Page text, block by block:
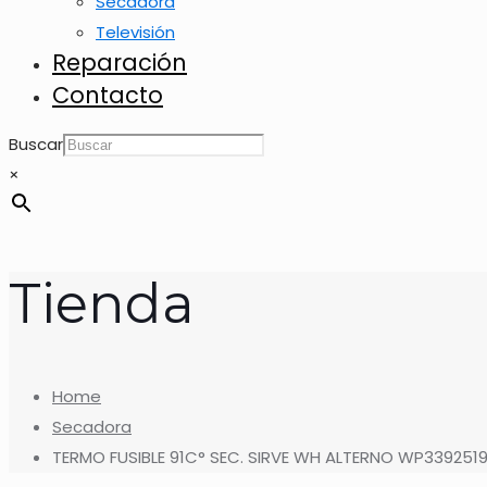
Televisión
Reparación
Contacto
Buscar
×
Tienda
Home
Secadora
TERMO FUSIBLE 91C° SEC. SIRVE WH ALTERNO WP3392519